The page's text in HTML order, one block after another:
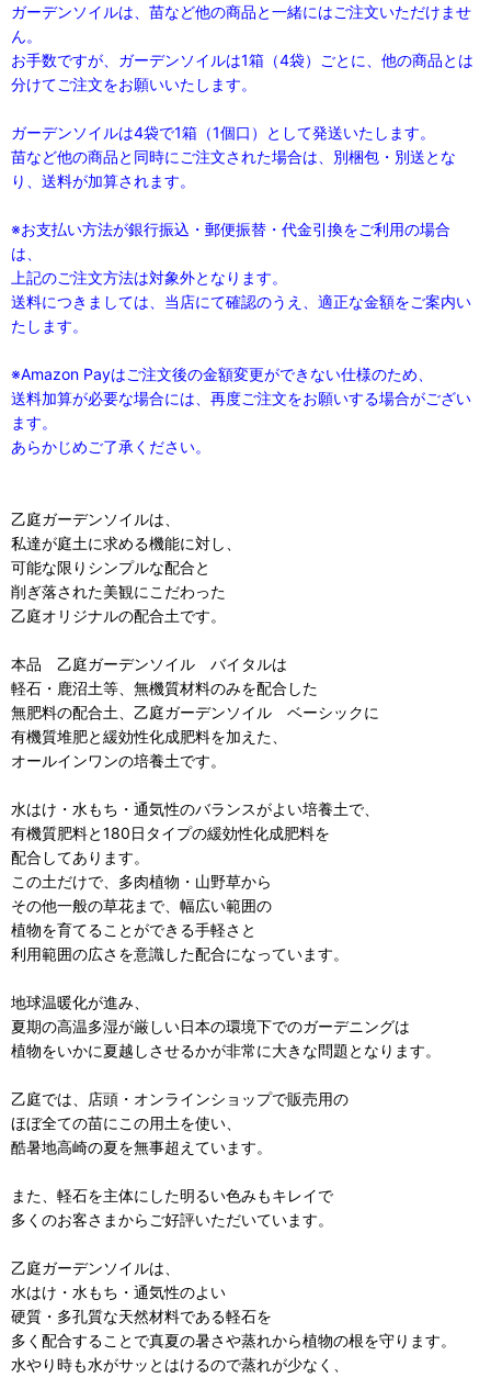
ガーデンソイルは、苗など他の商品と一緒にはご注文いただけませ
ん。
お手数ですが、ガーデンソイルは1箱（4袋）ごとに、他の商品とは
分けてご注文をお願いいたします。
ガーデンソイルは4袋で1箱（1個口）として発送いたします。
苗など他の商品と同時にご注文された場合は、別梱包・別送とな
り、送料が加算されます。
※お支払い方法が銀行振込・郵便振替・代金引換をご利用の場合
は、
上記のご注文方法は対象外となります。
送料につきましては、当店にて確認のうえ、適正な金額をご案内い
たします。
※Amazon Payはご注文後の金額変更ができない仕様のため、
送料加算が必要な場合には、再度ご注文をお願いする場合がござい
ます。
あらかじめご了承ください。
乙庭ガーデンソイルは、
私達が庭土に求める機能に対し、
可能な限りシンプルな配合と
削ぎ落された美観にこだわった
乙庭オリジナルの配合土です。
本品 乙庭ガーデンソイル バイタルは
軽石・鹿沼土等、無機質材料のみを配合した
無肥料の配合土、乙庭ガーデンソイル ベーシックに
有機質堆肥と緩効性化成肥料を加えた、
オールインワンの培養土です。
水はけ・水もち・通気性のバランスがよい培養土で、
有機質肥料と180日タイプの緩効性化成肥料を
配合してあります。
この土だけで、多肉植物・山野草から
その他一般の草花まで、幅広い範囲の
植物を育てることができる手軽さと
利用範囲の広さを意識した配合になっています。
地球温暖化が進み、
夏期の高温多湿が厳しい日本の環境下でのガーデニングは
植物をいかに夏越しさせるかが非常に大きな問題となります。
乙庭では、店頭・オンラインショップで販売用の
ほぼ全ての苗にこの用土を使い、
酷暑地高崎の夏を無事超えています。
また、軽石を主体にした明るい色みもキレイで
多くのお客さまからご好評いただいています。
乙庭ガーデンソイルは、
水はけ・水もち・通気性のよい
硬質・多孔質な天然材料である軽石を
多く配合することで真夏の暑さや蒸れから植物の根を守ります。
水やり時も水がサッとはけるので蒸れが少なく、